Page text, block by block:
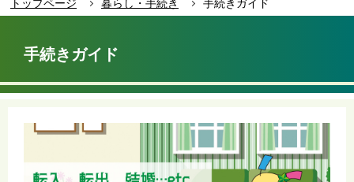
トップページ 暮らし・手続き
手続きガイド
か
手続きガイド